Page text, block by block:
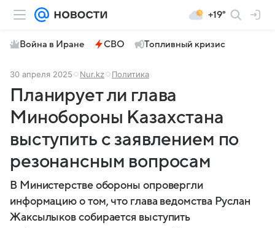
+19°
Война в Иране СВО Топливный кризис
30 апреля 2025 Nur.kz Политика
Планирует ли глава
Минобороны Казахстана
выступить с заявлением по
резонансным вопросам
В Министерстве обороны опровергли
информацию о том, что глава ведомства Руслан
Жаксылыков собирается выступить